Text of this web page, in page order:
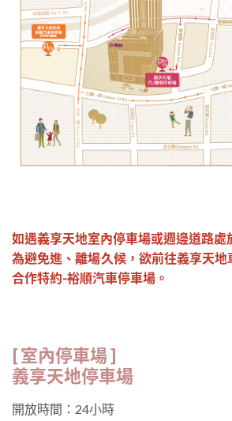
如遇義享天地室內停車場或週邊道路處
為避免進、離場久候，欲前往義享天
合作特約-裕順汽車停車場。
[ 室內停車場 ]
義享天地停車場
開放時間：24小時